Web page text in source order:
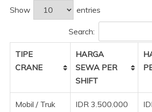
Show entries
Search:
TIPE
CRANE
HARGA
SEWA PER
SHIFT
Mobil / Truk
IDR 3.500.000